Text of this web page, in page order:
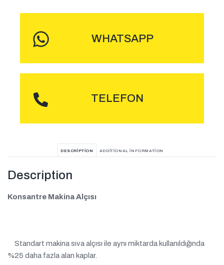
WHATSAPP
TELEFON
DESCRIPTION ADDITIONAL INFORMATION
Description
Konsantre Makina Alçısı
Standart makina sıva alçısı ile aynı miktarda kullanıldığında
%25 daha fazla alan kaplar.